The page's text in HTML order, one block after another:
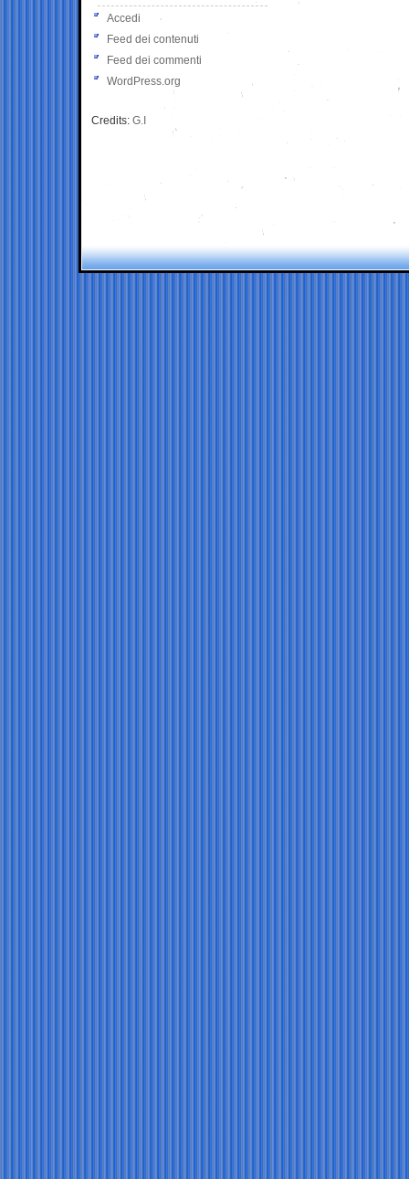
Accedi
Feed dei contenuti
Feed dei commenti
WordPress.org
Credits: G.I